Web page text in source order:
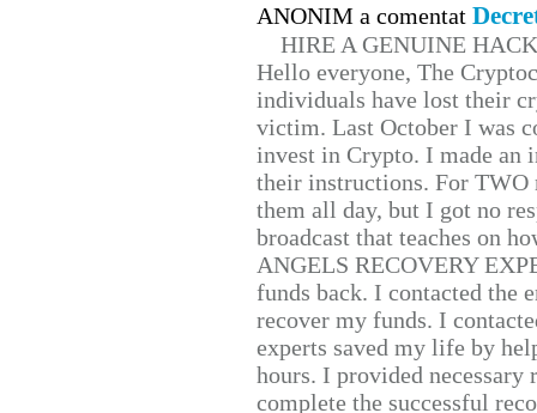
ANONIM a comentat
HIRE A GENUINE
Hello everyone, The
individuals have lost their
victim. Last October I was
invest in Crypto. I made
their instructions. For TWO
them all day, but I got no
broadcast that teaches on
ANGELS RECOVERY
funds back. I contacted the
recover my funds. I
experts saved my life by
hours. I provided
complete the successful